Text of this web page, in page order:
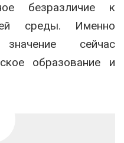
безразличие к
среды. Именно
сейчас
образование и